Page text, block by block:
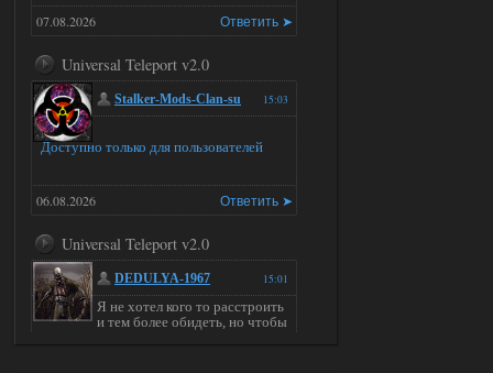
Ответить ➤
07.08.2026
Universal Teleport v2.0
15:03
Stalker-Mods-Clan-su
Доступно только для пользователей
Ответить ➤
06.08.2026
Universal Teleport v2.0
15:01
DEDULYA-1967
Я не хотел кого то расстроить
и тем более обидеть, но чтобы